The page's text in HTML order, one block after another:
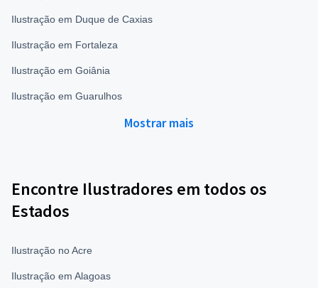
Ilustração em Duque de Caxias
Ilustração em Fortaleza
Ilustração em Goiânia
Ilustração em Guarulhos
Mostrar mais
Encontre Ilustradores em todos os
Estados
Ilustração no Acre
Ilustração em Alagoas